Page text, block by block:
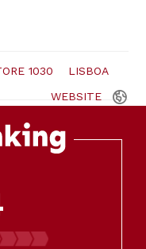
1030 LISBOA
WEBSITE